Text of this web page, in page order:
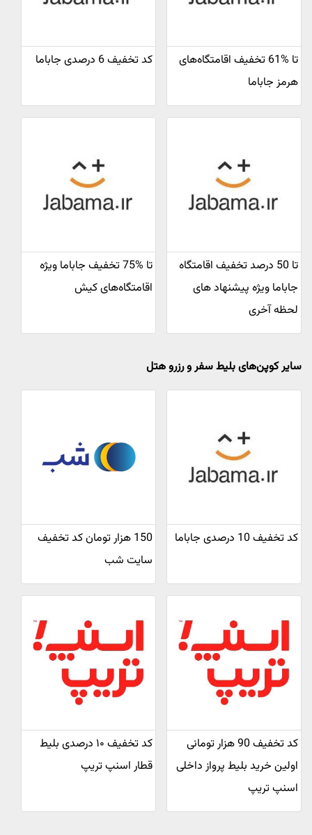
تا %61 تخفیف اقامتگاه‌های
هرمز جاباما
کد تخفیف 6 درصدی جاباما
تا 50 درصد تخفیف اقامتگاه
جاباما ویژه پیشنهاد های
لحظه آخری
تا %75 تخفیف جاباما ویژه
اقامتگاه‌های کیش
سایر کوپن‌های بلیط سفر و رزرو هتل
کد تخفیف 10 درصدی جاباما
150 هزار تومان کد تخفیف
سایت شب
کد تخفیف 90 هزار تومانی
اولین خرید بلیط پرواز داخلی
اسنپ تریپ
کد تخفیف ۱۰ درصدی بلیط
قطار اسنپ تریپ